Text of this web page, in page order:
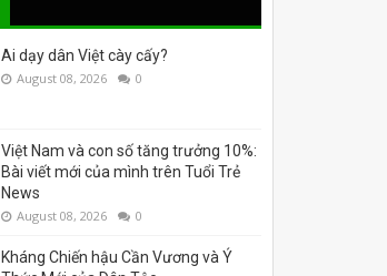
Ai dạy dân Việt cày cấy?
August 08, 2026 0
Việt Nam và con số tăng trưởng 10%:
Bài viết mới của mình trên Tuổi Trẻ
News
August 08, 2026 0
Kháng Chiến hậu Cần Vương và Ý